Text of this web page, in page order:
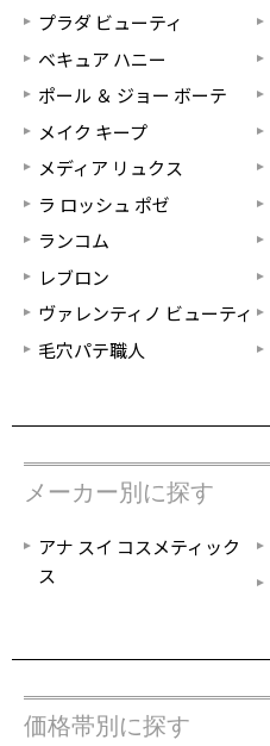
プラダ ビューティ
ベキュア ハニー
ポール ＆ ジョー ボーテ
メイク キープ
メディア リュクス
ラ ロッシュ ポゼ
ランコム
レブロン
ヴァレンティノ ビューティ
毛穴パテ職人
メーカー別に探す
アナ スイ コスメティック
ス
価格帯別に探す